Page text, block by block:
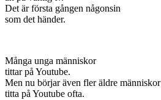
Det är första gången någonsin
som det händer.
Många unga människor
tittar på Youtube.
Men nu börjar även fler äldre människor
titta på Youtube ofta.